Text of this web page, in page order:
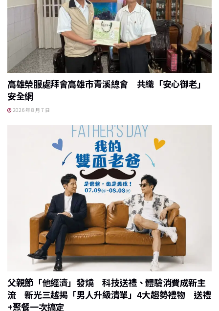
高雄榮服處拜會高雄市青溪總會 共織「安心御老」
安全網
2026 年 8 月 7 日
父親節「他經濟」發燒 科技送禮、體驗消費成新主
流 新光三越揭「男人升級清單」4大趨勢禮物 送禮
+聚餐一次搞定